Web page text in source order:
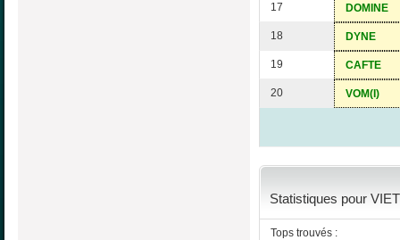
17 DOMINE
18 DYNE
19 CAFTE
20 VOM(I)
Statistiques pour
Tops trouvés :